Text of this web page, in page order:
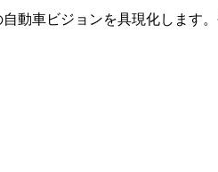
動車ビジョンを具現化します